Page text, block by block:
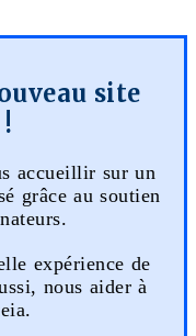
site
accueillir sur un
grâce au soutien
expérience de
nous aider à